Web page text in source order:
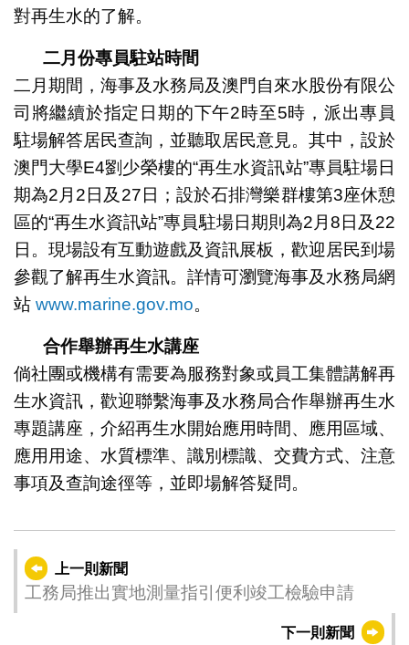
對再生水的了解。
二月份專員駐站時間
二月期間，海事及水務局及澳門自來水股份有限公
司將繼續於指定日期的下午2時至5時，派出專員
駐場解答居民查詢，並聽取居民意見。其中，設於
澳門大學E4劉少榮樓的“再生水資訊站”專員駐場日
期為2月2日及27日；設於石排灣樂群樓第3座休憩
區的“再生水資訊站”專員駐場日期則為2月8日及22
日。現場設有互動遊戲及資訊展板，歡迎居民到場
參觀了解再生水資訊。詳情可瀏覽海事及水務局網
站 www.marine.gov.mo。
合作舉辦再生水講座
倘社團或機構有需要為服務對象或員工集體講解再
生水資訊，歡迎聯繫海事及水務局合作舉辦再生水
專題講座，介紹再生水開始應用時間、應用區域、
應用用途、水質標準、識別標識、交費方式、注意
事項及查詢途徑等，並即場解答疑問。
上一則新聞
工務局推出實地測量指引便利竣工檢驗申請
下一則新聞